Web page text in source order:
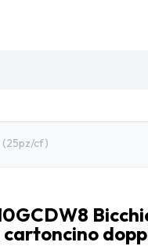
(25pz/cf)
cartoncino